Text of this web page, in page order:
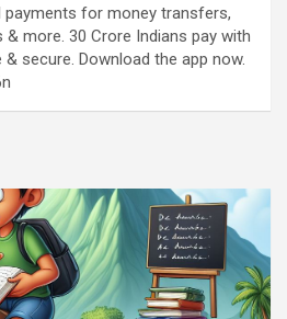
payments for money transfers,
& more. 30 Crore Indians pay with
secure. Download the app now.